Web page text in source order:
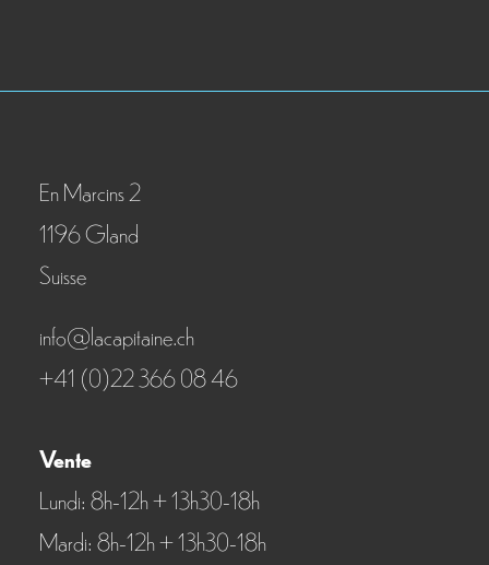
En Marcins 2
1196 Gland
Suisse
info@lacapitaine.ch
+41 (0)22 366 08 46
Vente
Lundi: 8h-12h + 13h30-18h
Mardi: 8h-12h + 13h30-18h